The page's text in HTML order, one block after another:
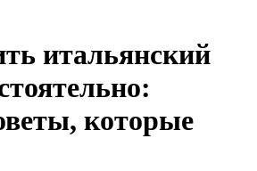
итальянский
которые